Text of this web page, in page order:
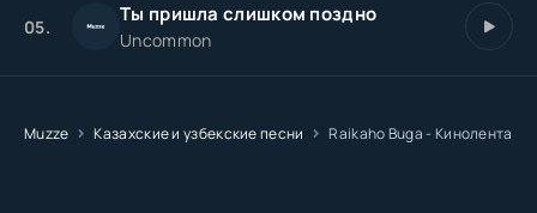
05. Ты пришла слишком поздно
Uncommon
Muzze Казахские и узбекские песни Raikaho Buga - Кинолента